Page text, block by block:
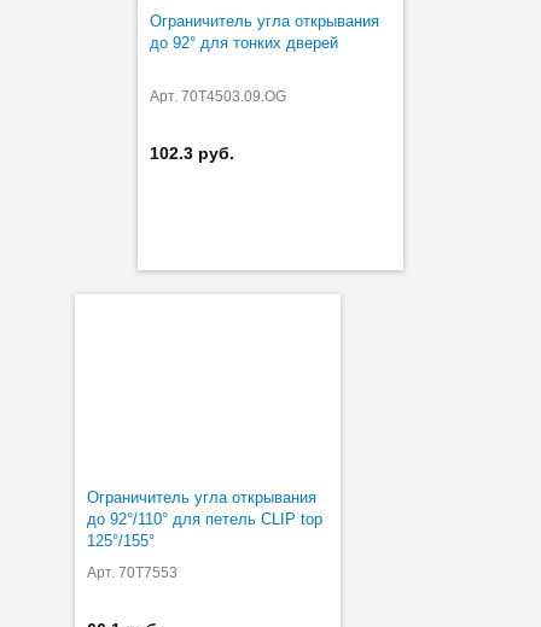
Ограничитель угла открывания
до 92° для тонких дверей
Арт. 70T4503.09.OG
102.3 руб.
Ограничитель угла открывания
до 92°/110° для петель CLIP top
125°/155°
Арт. 70T7553